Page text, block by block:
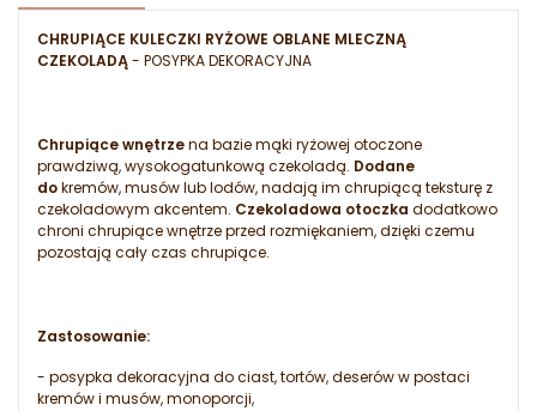
CHRUPIĄCE KULECZKI RYŻOWE OBLANE MLECZNĄ
CZEKOLADĄ- POSYPKA DEKORACYJNA
Chrupiące wnętrzena bazie mąki ryżowej otoczone
prawdziwą, wysokogatunkową czekoladą. Dodane
dokremów, musów lub lodów, nadają im chrupiącą teksturę z
czekoladowym akcentem. Czekoladowa otoczka dodatkowo
chroni chrupiące wnętrze przed rozmiękaniem, dzięki czemu
pozostają cały czas chrupiące.
Zastosowanie:
- posypka dekoracyjna do ciast, tortów, deserów w postaci
kremów i musów, monoporcji,